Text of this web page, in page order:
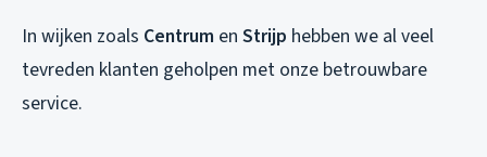
In wijken zoals Centrum en Strijp hebben we al veel
tevreden klanten geholpen met onze betrouwbare
service.